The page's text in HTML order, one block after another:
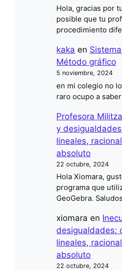
Hola, gracias por
posible que tu
procedimiento
kaka en
Método gráfico
5 noviembre, 2024
en mi colegio no
raro ocupo a saber
Profesora Militza
y
lineales,
absoluto
22 octubre, 2024
Hola Xiomara,
programa que
GeoGebra.
xiomara en
desigualdades:
lineales,
absoluto
22 octubre, 2024